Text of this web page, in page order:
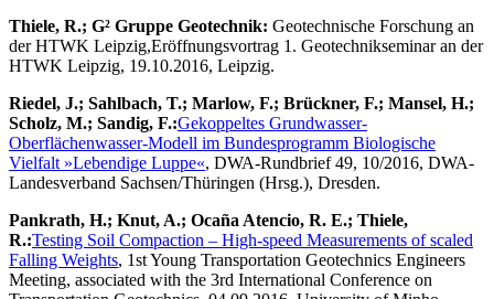
Thiele, R.; G² Gruppe Geotechnik: Geotechnische Forschung an
der HTWK Leipzig,Eröffnungsvortrag 1. Geotechnikseminar an der
HTWK Leipzig, 19.10.2016, Leipzig.
Riedel, J.; Sahlbach, T.; Marlow, F.; Brückner, F.; Mansel, H.;
Scholz, M.; Sandig, F.:Gekoppeltes Grundwasser-
Oberflächenwasser-Modell im Bundesprogramm Biologische
Vielfalt »Lebendige Luppe«, DWA-Rundbrief 49, 10/2016, DWA-
Landesverband Sachsen/Thüringen (Hrsg.), Dresden.
Pankrath, H.; Knut, A.; Ocaña Atencio, R. E.; Thiele,
R.:Testing Soil Compaction – High-speed Measurements of scaled
Falling Weights, 1st Young Transportation Geotechnics Engineers
Meeting, associated with the 3rd International Conference on